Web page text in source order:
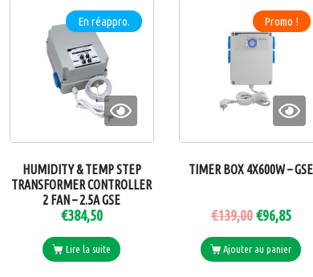
En réappro.
HUMIDITY & TEMP STEP
TRANSFORMER CONTROLLER
2 FAN – 2.5A GSE
€384,50
Lire la suite
Promo !
TIMER BOX 4X600W – GSE
€139,00 €96,85
Ajouter au panier
JARDINIER BIO
ADVANCED